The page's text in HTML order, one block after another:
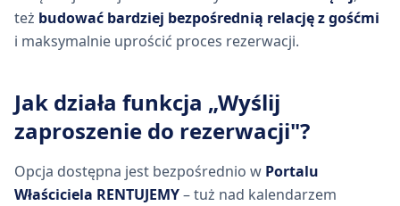
też budować bardziej bezpośrednią relację z gośćmi
i maksymalnie uprościć proces rezerwacji.
Jak działa funkcja „Wyślij
zaproszenie do rezerwacji"?
Opcja dostępna jest bezpośrednio w Portalu
Właściciela RENTUJEMY– tuż nad kalendarzem